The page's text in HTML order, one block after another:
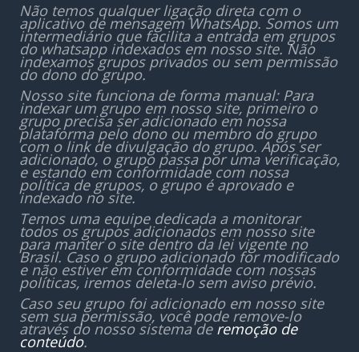
Não temos qualquer ligação direta com o
aplicativo de mensagem WhatsApp. Somos um
intermediário que facilita a entrada em grupos
do whatsapp indexados em nosso site. Não
indexamos grupos privados ou sem permissão
do dono do grupo.
Nosso site funciona de forma manual: Para
indexar um grupo em nosso site, primeiro o
grupo precisa ser adicionado em nossa
plataforma pelo dono ou membro do grupo
com o link de divulgação do grupo. Após ser
adicionado, o grupo passa por uma verificação,
e estando em conformidade com nossa
política de grupos, o grupo é aprovado e
indexado no site.
Temos uma equipe dedicada a monitorar
todos os grupos adicionados em nosso site
para manter o site dentro da lei vigente no
Brasil. Caso o grupo adicionado for modificado
e não estiver em conformidade com nossas
políticas, iremos deleta-lo sem aviso prévio.
Caso seu grupo foi adicionado em nosso site
sem sua permissão, você pode remove-lo
através do nosso sistema de remoção de
conteúdo.